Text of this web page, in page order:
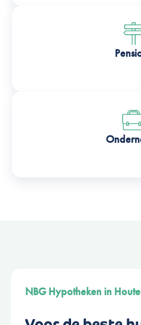
NBG Hypotheken in